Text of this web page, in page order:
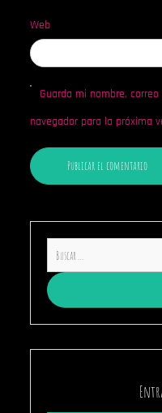
Web
Guarda mi nombre,
navegador para la próxima